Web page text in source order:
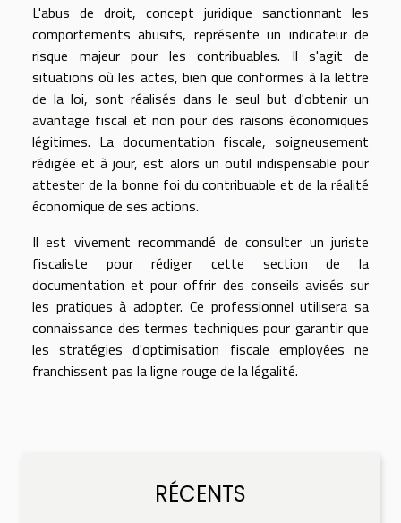
L'abus de droit, concept juridique sanctionnant les
comportements abusifs, représente un indicateur de
risque majeur pour les contribuables. Il s'agit de
situations où les actes, bien que conformes à la lettre
de la loi, sont réalisés dans le seul but d'obtenir un
avantage fiscal et non pour des raisons économiques
légitimes. La documentation fiscale, soigneusement
rédigée et à jour, est alors un outil indispensable pour
attester de la bonne foi du contribuable et de la réalité
économique de ses actions.
Il est vivement recommandé de consulter un juriste
fiscaliste pour rédiger cette section de la
documentation et pour offrir des conseils avisés sur
les pratiques à adopter. Ce professionnel utilisera sa
connaissance des termes techniques pour garantir que
les stratégies d'optimisation fiscale employées ne
franchissent pas la ligne rouge de la légalité.
RÉCENTS